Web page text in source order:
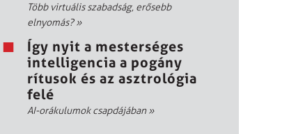
Több virtuális szabadság, erősebb
elnyomás?»
Így nyit a mesterséges
intelligencia a pogány
rítusok és az asztrológia
felé
AI-orákulumok csapdájában»